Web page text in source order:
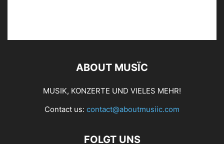
ABOUT MUSÏC
MUSIK, KONZERTE UND VIELES MEHR!
Contact us: contact@aboutmusiic.com
FOLGT UNS